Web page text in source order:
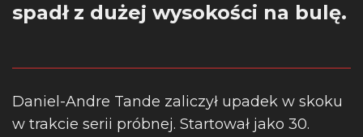
spadł z dużej wysokości na bulę.
Daniel-Andre Tande zaliczył upadek w skoku
w trakcie serii próbnej. Startował jako 30.